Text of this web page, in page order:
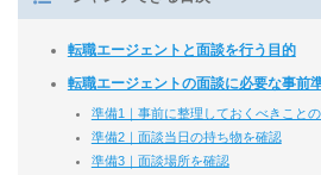
転職エージェントと面談を行う目的
転職エージェントの面談に必要な事前
準備1｜事前に整理しておくべきこと
準備2｜面談当日の持ち物を確認
準備3｜面談場所を確認